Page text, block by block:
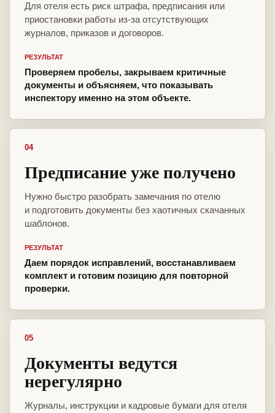
Для отеля есть риск штрафа, предписания или
приостановки работы из-за отсутствующих
журналов, приказов и договоров.
РЕЗУЛЬТАТ
Проверяем пробелы, закрываем критичные
документы и объясняем, что показывать
инспектору именно на этом объекте.
04
Предписание уже получено
Нужно быстро разобрать замечания по отелю
и подготовить документы без хаотичных скачанных
шаблонов.
РЕЗУЛЬТАТ
Даем порядок исправлений, восстанавливаем
комплект и готовим позицию для повторной
проверки.
05
Документы ведутся
нерегулярно
Журналы, инструкции и кадровые бумаги для отеля